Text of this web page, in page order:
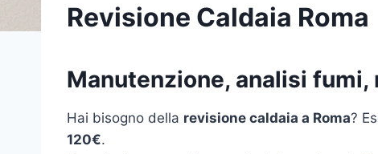
Revisione Caldaia Roma
Manutenzione, analisi
Hai bisogno della revisione caldaia a Roma?
120€.